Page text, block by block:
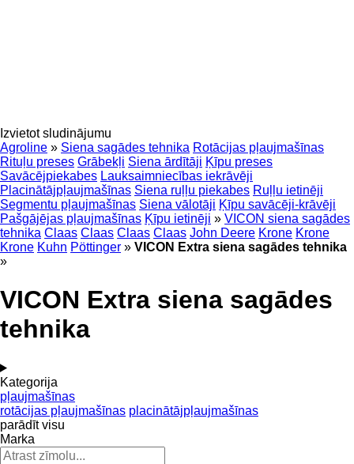
Izvietot sludinājumu
Agroline » Siena sagādes tehnika Rotācijas pļaujmašīnas
Rituļu preses Grābekļi Siena ārdītāji Ķīpu preses
Savācējpiekabes Lauksaimniecības iekrāvēji
Placinātājpļaujmašīnas Siena ruļļu piekabes Ruļļu ietinēji
Segmentu pļaujmašīnas Siena vālotāji Ķīpu savācēji-krāvēji
Pašgājējas pļaujmašīnas Ķīpu ietinēji » VICON siena sagādes
tehnika Claas Claas Claas Claas John Deere Krone Krone
Krone Kuhn Pöttinger » VICON Extra siena sagādes tehnika
»
VICON Extra siena sagādes
tehnika
Kategorija
pļaujmašīnas
rotācijas pļaujmašīnas placinātājpļaujmašīnas
parādīt visu
Marka